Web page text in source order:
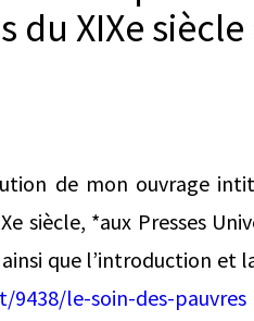
XIXe siècle
de mon ouvrage
siècle, *aux Presses
que l’introduction et
le-soin-des-pauvres